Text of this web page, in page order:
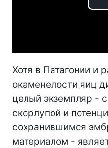
Хотя в Патагонии и
окаменелости яиц
целый экземпляр -
скорлупой и
сохранившимся
материалом -